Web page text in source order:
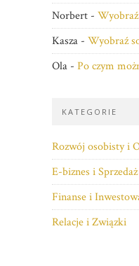
Norbert -
Kasza - Wyobraź
Ola - Po czym
KATEGORIE
Rozwój osobisty i
E-biznes i Sprzedaż
Finanse i
Relacje i Związki